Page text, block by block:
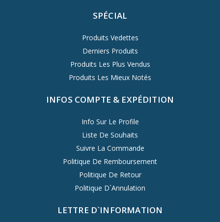
SPÉCIAL
Produits Vedettes
Derniers Produits
Produits Les Plus Vendus
Produits Les Mieux Notés
INFOS COMPTE & EXPÉDITION
Info Sur Le Profile
Liste De Souhaits
Suivre La Commande
Politique De Remboursement
Politique De Retour
Politique D`Annulation
LETTRE D`INFORMATION